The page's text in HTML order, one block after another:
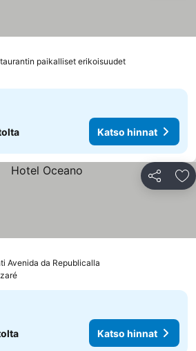
paikalliset erikoisuudet
Katso hinnat
Jaa
Avenida da Republicalla
Katso hinnat